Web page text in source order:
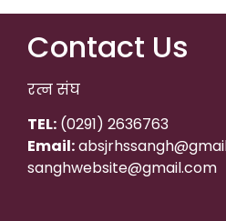
Contact Us
रत्न संघ
TEL: (0291) 2636763
Email:
sanghwebsite@gmail.com